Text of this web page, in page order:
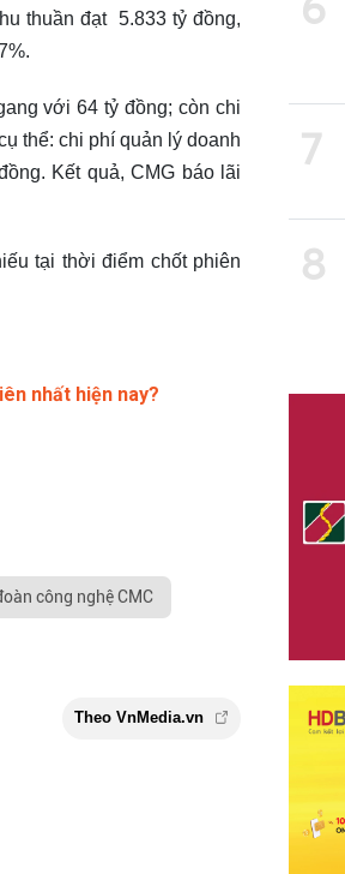
thuần đạt 5.833 tỷ đồng,
với 64 tỷ đồng; còn chi
thể: chi phí quản lý doanh
Kết quả, CMG báo lãi
tại thời điểm chốt phiên
nhất hiện nay?
công nghệ CMC
7
8